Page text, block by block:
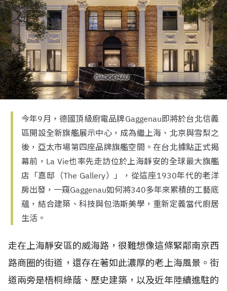
今年9月，德國頂級廚電品牌Gaggenau即將於台北信義
區開設全新旗艦展示中心，成為繼上海、北京與雪梨之
後，亞太市場第四座品牌旗艦空間。在台北據點正式揭
幕前，La Vie也率先走訪位於上海靜安的全球最大旗艦
店「嘉邸（The Gallery）」，從這座1930年代的老洋
房出發，一窺Gaggenau如何將340多年來累積的工藝底
蘊，結合建築、科技與包浩斯美學，重新定義當代廚居
生活。
走在上海靜安區的威海路，很難想像這條緊鄰南京西
路商圈的街道，還存在著如此濃厚的老上海風景。街
道兩旁是梧桐綠蔭、歷史建築，以及近年陸續進駐的